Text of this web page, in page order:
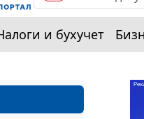
и бухучет